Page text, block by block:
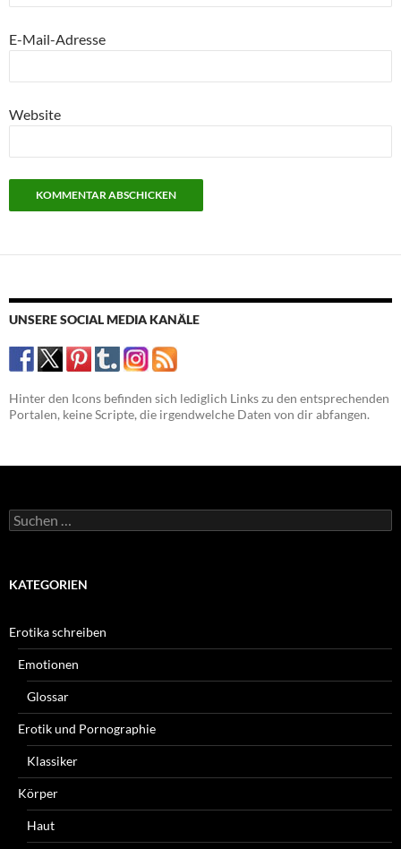
E-Mail-Adresse
Website
UNSERE SOCIAL MEDIA KANÄLE
Hinter den Icons befinden sich lediglich Links zu den entsprechenden
Portalen, keine Scripte, die irgendwelche Daten von dir abfangen.
Suchen
nach:
KATEGORIEN
Erotika schreiben
Emotionen
Glossar
Erotik und Pornographie
Klassiker
Körper
Haut